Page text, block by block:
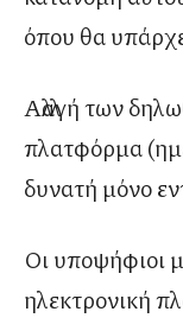
όπου θα
Αλλαγή των
πλατφόρμα
δυνατή μόνο
Οι υποψήφιοι
ηλεκτρονική